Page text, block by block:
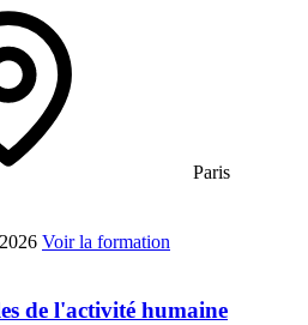
Paris
Voir la formation
de l'activité humaine